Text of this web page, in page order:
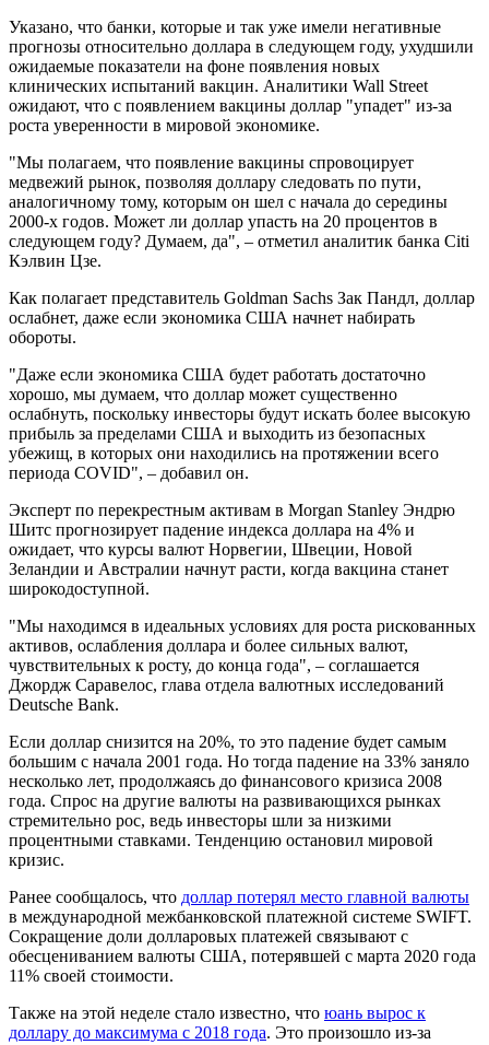
Указано, что банки, которые и так уже имели негативные
прогнозы относительно доллара в следующем году, ухудшили
ожидаемые показатели на фоне появления новых
клинических испытаний вакцин. Аналитики Wall Street
ожидают, что с появлением вакцины доллар "упадет" из-за
роста уверенности в мировой экономике.
"Мы полагаем, что появление вакцины спровоцирует
медвежий рынок, позволяя доллару следовать по пути,
аналогичному тому, которым он шел с начала до середины
2000-х годов. Может ли доллар упасть на 20 процентов в
следующем году? Думаем, да", – отметил аналитик банка Citi
Кэлвин Цзе.
Как полагает представитель Goldman Sachs Зак Пандл, доллар
ослабнет, даже если экономика США начнет набирать
обороты.
"Даже если экономика США будет работать достаточно
хорошо, мы думаем, что доллар может существенно
ослабнуть, поскольку инвесторы будут искать более высокую
прибыль за пределами США и выходить из безопасных
убежищ, в которых они находились на протяжении всего
периода COVID", – добавил он.
Эксперт по перекрестным активам в Morgan Stanley Эндрю
Шитс прогнозирует падение индекса доллара на 4% и
ожидает, что курсы валют Норвегии, Швеции, Новой
Зеландии и Австралии начнут расти, когда вакцина станет
широкодоступной.
"Мы находимся в идеальных условиях для роста рискованных
активов, ослабления доллара и более сильных валют,
чувствительных к росту, до конца года", – соглашается
Джордж Саравелос, глава отдела валютных исследований
Deutsche Bank.
Если доллар снизится на 20%, то это падение будет самым
большим с начала 2001 года. Но тогда падение на 33% заняло
несколько лет, продолжаясь до финансового кризиса 2008
года. Спрос на другие валюты на развивающихся рынках
стремительно рос, ведь инвесторы шли за низкими
процентными ставками. Тенденцию остановил мировой
кризис.
Ранее сообщалось, что доллар потерял место главной валюты
в международной межбанковской платежной системе SWIFT.
Сокращение доли долларовых платежей связывают с
обесцениванием валюты США, потерявшей с марта 2020 года
11% своей стоимости.
Также на этой неделе стало известно, что юань вырос к
доллару до максимума с 2018 года. Это произошло из-за